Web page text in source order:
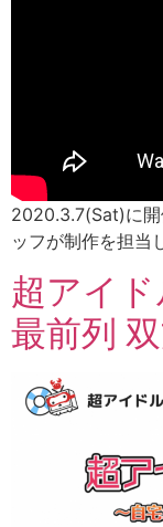
2020.3.7(Sat)に開
ッフが制作を担当
超アイ
最前列